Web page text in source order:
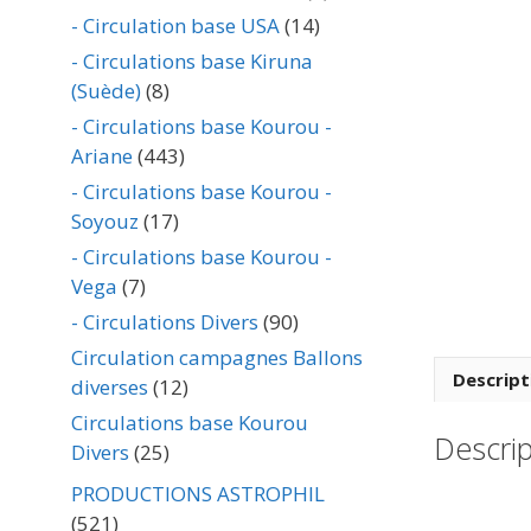
- Circulation base USA(14)
- Circulations base Kiruna
(Suède)(8)
- Circulations base Kourou -
Ariane(443)
- Circulations base Kourou -
Soyouz (17)
- Circulations base Kourou -
Vega (7)
- Circulations Divers (90)
Circulation campagnes Ballons
diverses (12)
Circulations base Kourou
Divers (25)
PRODUCTIONS ASTROPHIL
(521)